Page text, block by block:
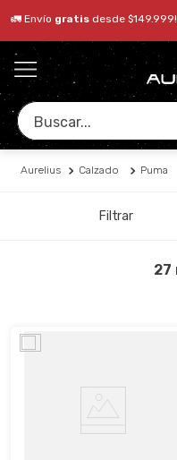
🚛 Envío gratis desde $149.999!
Buscar...
Aurelius Calzado Puma
Filtrar
27